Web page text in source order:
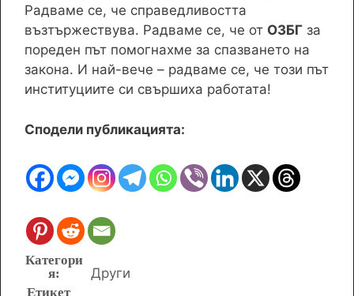
Радваме се, че справедливостта
възтържествува. Радваме се, че от ОЗБГ за
пореден път помогнахме за спазването на
закона. И най-вече – радваме се, че този път
институциите си свършиха работата!
Сподели публикацията:
Други